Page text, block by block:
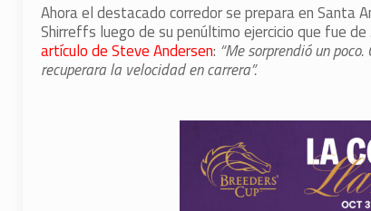
Ahora el destacado corredor se prepara en Santa
Shirreffs luego de su penúltimo ejercicio que fue de
artículo de Steve Andersen: “Me sorprendió un
recuperara la velocidad en carrera”.